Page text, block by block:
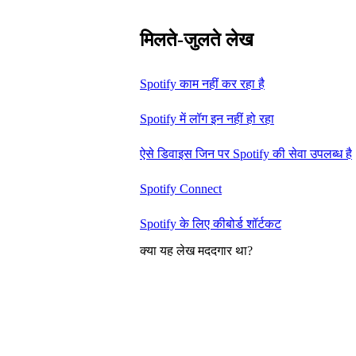
मिलते-जुलते लेख
Spotify काम नहीं कर रहा है
Spotify में लॉग इन नहीं हो रहा
ऐसे डिवाइस जिन पर Spotify की सेवा उपलब्ध है
Spotify Connect
Spotify के लिए कीबोर्ड शॉर्टकट
क्या यह लेख मददगार था?